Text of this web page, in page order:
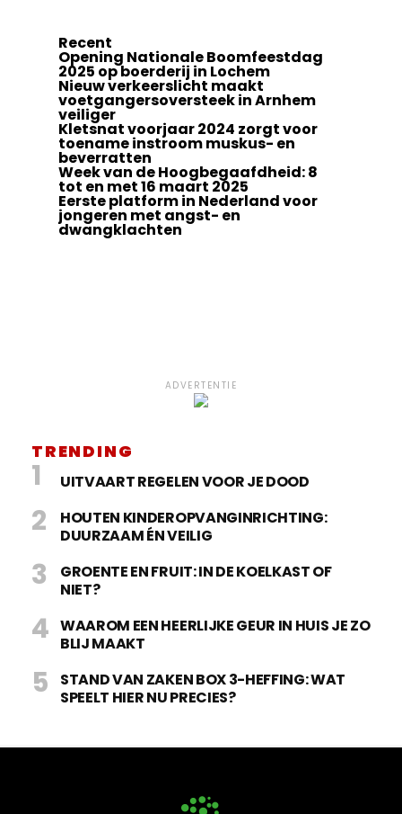
Recent
Opening Nationale Boomfeestdag
2025 op boerderij in Lochem
Nieuw verkeerslicht maakt
voetgangersoversteek in Arnhem
veiliger
Kletsnat voorjaar 2024 zorgt voor
toename instroom muskus- en
beverratten
Week van de Hoogbegaafdheid: 8
tot en met 16 maart 2025
Eerste platform in Nederland voor
jongeren met angst- en
dwangklachten
ADVERTENTIE
TRENDING
UITVAART REGELEN VOOR JE DOOD
HOUTEN KINDEROPVANGINRICHTING:
DUURZAAM ÉN VEILIG
GROENTE EN FRUIT: IN DE KOELKAST OF
NIET?
WAAROM EEN HEERLIJKE GEUR IN HUIS JE ZO
BLIJ MAAKT
STAND VAN ZAKEN BOX 3-HEFFING: WAT
SPEELT HIER NU PRECIES?